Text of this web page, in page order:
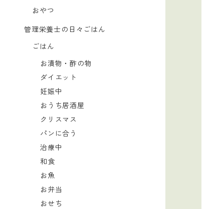
おやつ
管理栄養士の日々ごはん
ごはん
お漬物・酢の物
ダイエット
妊娠中
おうち居酒屋
クリスマス
パンに合う
治療中
和食
お魚
お弁当
おせち